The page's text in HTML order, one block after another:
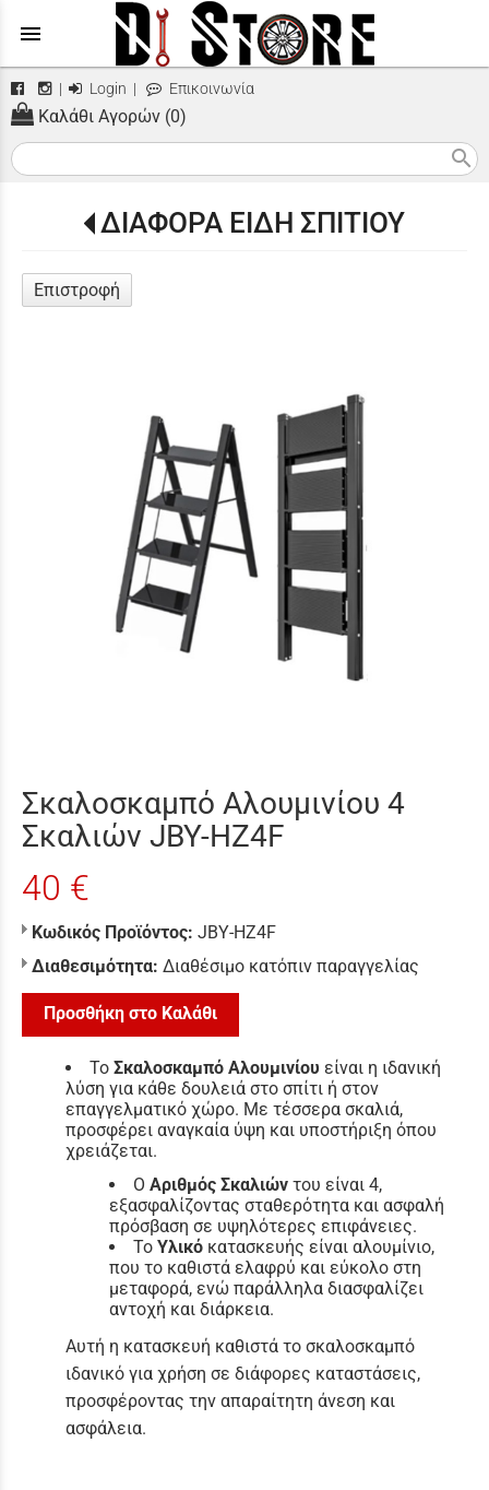
menu
| Login | Επικοινωνία
Καλάθι Αγορών (0)
search
ΔΙΑΦΟΡΑ ΕΙΔΗ ΣΠΙΤΙΟΥ
Επιστροφή
Σκαλοσκαμπό Αλουμινίου 4
Σκαλιών JBY-HZ4F
40 €
Κωδικός Προϊόντος: JBY-HZ4F
Διαθεσιμότητα: Διαθέσιμο κατόπιν παραγγελίας
Προσθήκη στο Καλάθι
Το Σκαλοσκαμπό Αλουμινίου είναι η ιδανική
λύση για κάθε δουλειά στο σπίτι ή στον
επαγγελματικό χώρο. Με τέσσερα σκαλιά,
προσφέρει αναγκαία ύψη και υποστήριξη όπου
χρειάζεται.
Ο Αριθμός Σκαλιών του είναι 4,
εξασφαλίζοντας σταθερότητα και ασφαλή
πρόσβαση σε υψηλότερες επιφάνειες.
Το Υλικό κατασκευής είναι αλουμίνιο,
που το καθιστά ελαφρύ και εύκολο στη
μεταφορά, ενώ παράλληλα διασφαλίζει
αντοχή και διάρκεια.
Αυτή η κατασκευή καθιστά το σκαλοσκαμπό
ιδανικό για χρήση σε διάφορες καταστάσεις,
προσφέροντας την απαραίτητη άνεση και
ασφάλεια.